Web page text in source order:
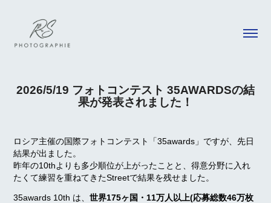
2026/5/19 フォトコンテスト 35AWARDSの結
果が発表されました！
ロシア主催の国際フォトコンテスト「35awards」ですが、先日
結果が出ました。
昨年の10thよりも多少順位が上がったことと、得意分野に入れ
たくて練習を重ねてきたStreetで結果を残せました。
35awards 10th は、世界175ヶ国・11万人以上(応募総数46万枚